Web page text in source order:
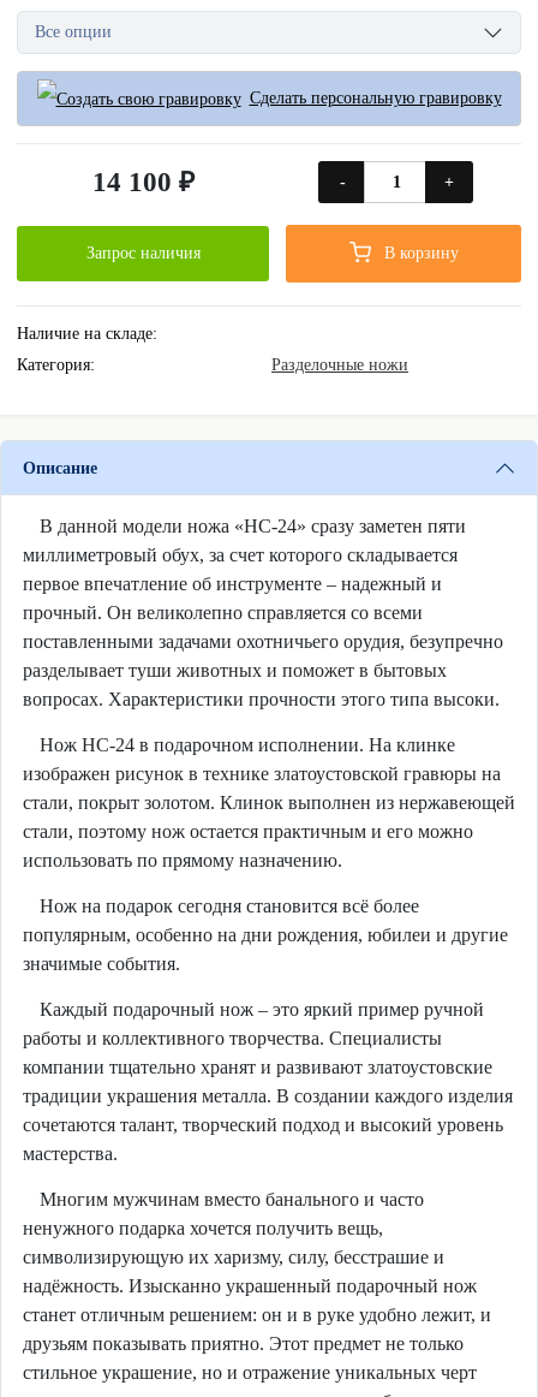
Все опции
Сделать персональную гравировку
14 100 ₽ - +
Запрос наличия В корзину
Наличие на складе:
Категория:
Разделочные ножи
Описание
В данной модели ножа «НС-24» сразу заметен пяти
миллиметровый обух, за счет которого складывается
первое впечатление об инструменте – надежный и
прочный. Он великолепно справляется со всеми
поставленными задачами охотничьего орудия, безупречно
разделывает туши животных и поможет в бытовых
вопросах. Характеристики прочности этого типа высоки.
Нож НС-24 в подарочном исполнении. На клинке
изображен рисунок в технике златоустовской гравюры на
стали, покрыт золотом. Клинок выполнен из нержавеющей
стали, поэтому нож остается практичным и его можно
использовать по прямому назначению.
Нож на подарок сегодня становится всё более
популярным, особенно на дни рождения, юбилеи и другие
значимые события.
Каждый подарочный нож – это яркий пример ручной
работы и коллективного творчества. Специалисты
компании тщательно хранят и развивают златоустовские
традиции украшения металла. В создании каждого изделия
сочетаются талант, творческий подход и высокий уровень
мастерства.
Многим мужчинам вместо банального и часто
ненужного подарка хочется получить вещь,
символизирующую их харизму, силу, бесстрашие и
надёжность. Изысканно украшенный подарочный нож
станет отличным решением: он и в руке удобно лежит, и
друзьям показывать приятно. Этот предмет не только
стильное украшение, но и отражение уникальных черт